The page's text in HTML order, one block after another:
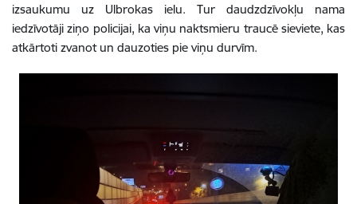
izsaukumu uz Ulbrokas ielu. Tur daudzdzīvokļu nama
iedzīvotāji ziņo policijai, ka viņu naktsmieru traucē sieviete, kas
atkārtoti zvanot un dauzoties pie viņu durvīm.